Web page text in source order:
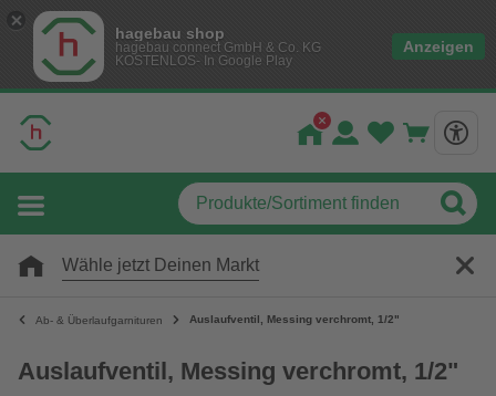
hagebau shop
hagebau connect GmbH & Co. KG
KOSTENLOS- In Google Play
Anzeigen
Wähle jetzt Deinen Markt
Ab- & Überlaufgarnituren Auslaufventil, Messing verchromt, 1/2"
Auslaufventil, Messing verchromt, 1/2"